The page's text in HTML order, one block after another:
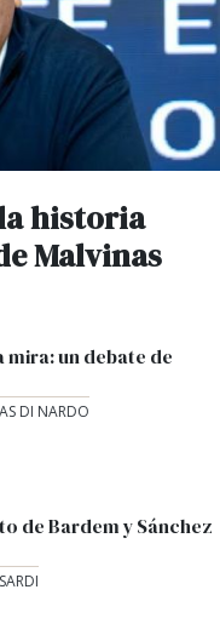
historia
Malvinas
mira: un debate de
DI NARDO
de Bardem y Sánchez